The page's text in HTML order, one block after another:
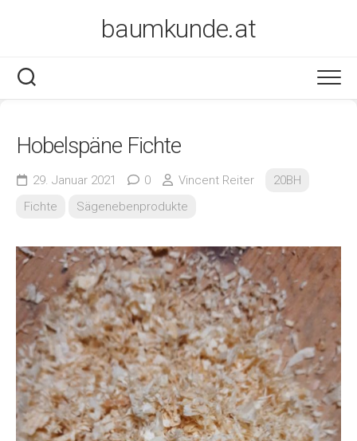
baumkunde.at
Hobelspäne Fichte
29. Januar 2021 0 Vincent Reiter
20BH
Fichte
Sägenebenprodukte